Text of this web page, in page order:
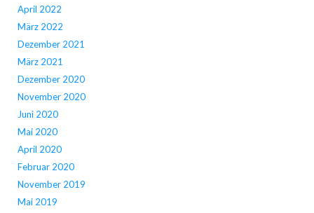
April 2022
März 2022
Dezember 2021
März 2021
Dezember 2020
November 2020
Juni 2020
Mai 2020
April 2020
Februar 2020
November 2019
Mai 2019